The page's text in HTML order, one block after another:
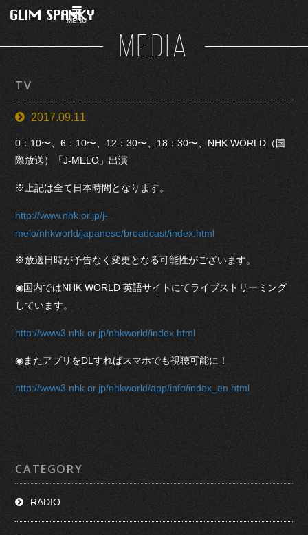
MENU
MEDIA
TV
2017.09.11
0：10〜、6：10〜、12：30〜、18：30〜、NHK WORLD（国
際放送）「J-MELO」出演
※上記は全て日本時間となります。
http://www.nhk.or.jp/j-
melo/nhkworld/japanese/broadcast/index.html
※放送日時が予告なく変更となる可能性がございます。
◉国内ではNHK WORLD 英語サイトにてライブストリーミング
しています。
http://www3.nhk.or.jp/nhkworld/index.html
◉またアプリをDLすればスマホでも視聴可能に！
http://www3.nhk.or.jp/nhkworld/app/info/index_en.html
CATEGORY
RADIO